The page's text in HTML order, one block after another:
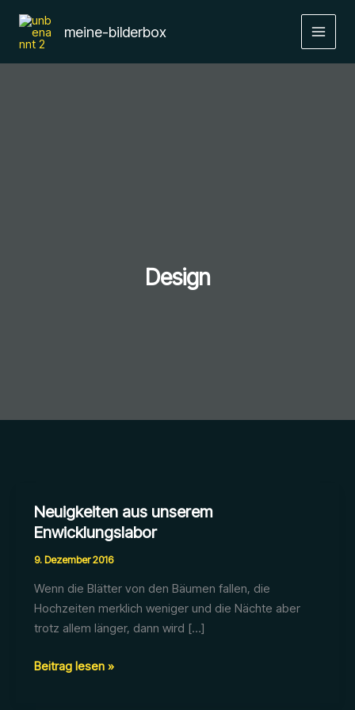
Inhalt
springen
meine-bilderbox
Design
Neuigkeiten aus unserem
Enwicklungslabor
9. Dezember 2016
Wenn die Blätter von den Bäumen fallen, die
Hochzeiten merklich weniger und die Nächte aber
trotz allem länger, dann wird […]
Neuigkeiten
Beitrag lesen »